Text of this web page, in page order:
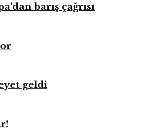
barış çağrısı
geldi